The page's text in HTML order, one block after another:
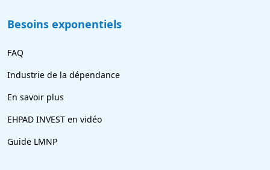
Besoins exponentiels
FAQ
Industrie de la dépendance
En savoir plus
EHPAD INVEST en vidéo
Guide LMNP